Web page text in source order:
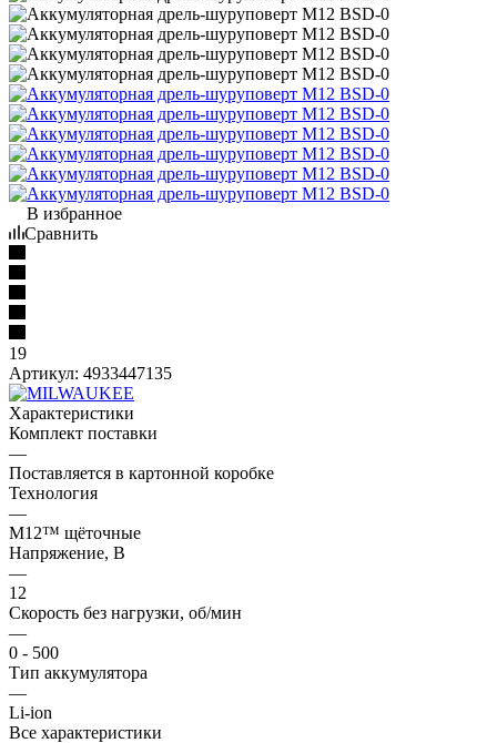
В избранное
Сравнить
19
Артикул: 4933447135
Характеристики
Комплект поставки
—
Поставляется в картонной коробке
Технология
—
M12™ щёточные
Напряжение, В
—
12
Скорость без нагрузки, об/мин
—
0 - 500
Тип аккумулятора
—
Li-ion
Все характеристики